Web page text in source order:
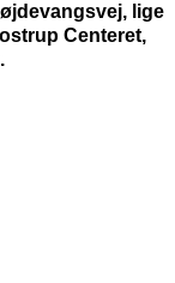
lige
Centeret,